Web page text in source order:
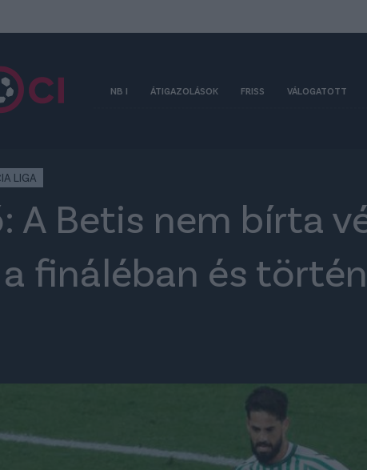
NB I ÁTIGAZOLÁSOK FRISS VÁLOGATOTT
LIGA
A Betis nem bírta
fináléban és